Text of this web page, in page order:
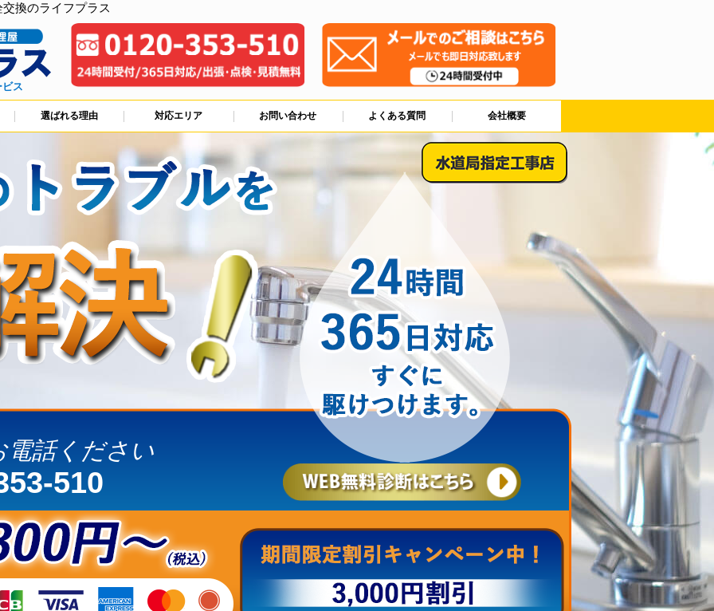
換のライフプラス
ス
選ばれる理由 対応エリア お問い合わせ よくある質問 会社概要
話ください
510